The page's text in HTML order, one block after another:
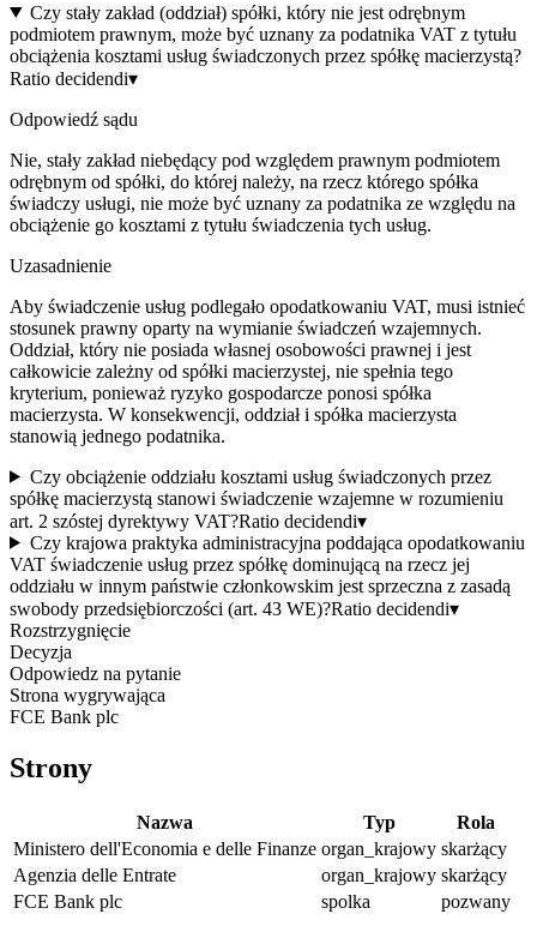
Czy stały zakład (oddział) spółki, który nie jest odrębnym
podmiotem prawnym, może być uznany za podatnika VAT z tytułu
obciążenia kosztami usług świadczonych przez spółkę macierzystą?
Ratio decidendi▾
Odpowiedź sądu
Nie, stały zakład niebędący pod względem prawnym podmiotem
odrębnym od spółki, do której należy, na rzecz którego spółka
świadczy usługi, nie może być uznany za podatnika ze względu na
obciążenie go kosztami z tytułu świadczenia tych usług.
Uzasadnienie
Aby świadczenie usług podlegało opodatkowaniu VAT, musi istnieć
stosunek prawny oparty na wymianie świadczeń wzajemnych.
Oddział, który nie posiada własnej osobowości prawnej i jest
całkowicie zależny od spółki macierzystej, nie spełnia tego
kryterium, ponieważ ryzyko gospodarcze ponosi spółka
macierzysta. W konsekwencji, oddział i spółka macierzysta
stanowią jednego podatnika.
Czy obciążenie oddziału kosztami usług świadczonych przez
spółkę macierzystą stanowi świadczenie wzajemne w rozumieniu
art. 2 szóstej dyrektywy VAT?Ratio decidendi▾
Czy krajowa praktyka administracyjna poddająca opodatkowaniu
VAT świadczenie usług przez spółkę dominującą na rzecz jej
oddziału w innym państwie członkowskim jest sprzeczna z zasadą
swobody przedsiębiorczości (art. 43 WE)?Ratio decidendi▾
Rozstrzygnięcie
Decyzja
Odpowiedz na pytanie
Strona wygrywająca
FCE Bank plc
Strony
Nazwa Typ
Rola
Ministero dell'Economia e delle Finanze organ_krajowy skarżący
Agenzia delle Entrate
organ_krajowy skarżący
FCE Bank plc
spolka pozwany